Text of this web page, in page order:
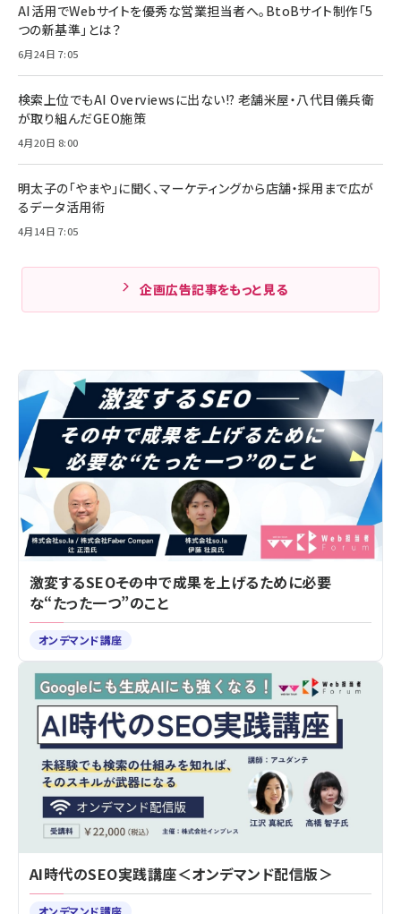
AI活用でWebサイトを優秀な営業担当者へ。BtoBサイト制作「5
つの新基準」とは？
6月24日 7:05
検索上位でもAI Overviewsに出ない!? 老舗米屋・八代目儀兵衛
が取り組んだGEO施策
4月20日 8:00
明太子の「やまや」に聞く、マーケティングから店舗・採用まで広が
るデータ活用術
4月14日 7:05
企画広告記事をもっと見る
激変するSEO――その中で成果を上げるために必要
な“たった一つ”のこと
オンデマンド講座
AI時代のSEO実践講座＜オンデマンド配信版＞
オンデマンド講座